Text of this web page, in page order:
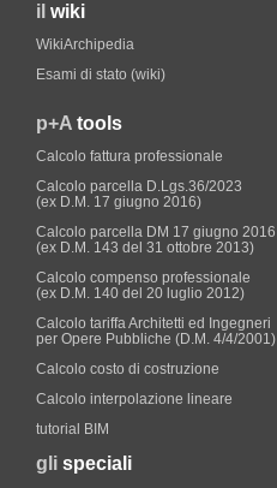
il wiki
WikiArchipedia
Esami di stato (wiki)
p+A tools
Calcolo fattura professionale
Calcolo parcella D.Lgs.36/2023
(ex D.M. 17 giugno 2016)
Calcolo parcella DM 17 giugno 2016
(ex D.M. 143 del 31 ottobre 2013)
Calcolo compenso professionale
(ex D.M. 140 del 20 luglio 2012)
Calcolo tariffa Architetti ed Ingegneri
per Opere Pubbliche (D.M. 4/4/2001)
Calcolo costo di costruzione
Calcolo interpolazione lineare
tutorial BIM
gli speciali